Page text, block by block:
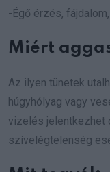
-Égő érzés,
Miért
Az ilyen tünetek
húgyhólyag vagy
vizelés jelentkezhet
szívelégtelenség